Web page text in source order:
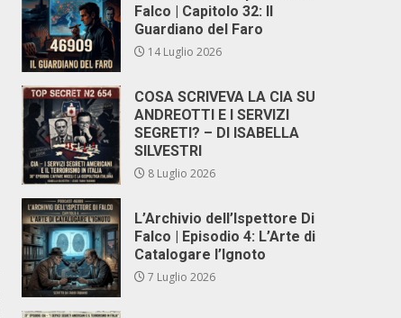
Falco | Capitolo 32: Il
Guardiano del Faro
14 Luglio 2026
COSA SCRIVEVA LA CIA SU
ANDREOTTI E I SERVIZI
SEGRETI? – DI ISABELLA
SILVESTRI
8 Luglio 2026
L’Archivio dell’Ispettore Di
Falco | Episodio 4: L’Arte di
Catalogare l’Ignoto
7 Luglio 2026